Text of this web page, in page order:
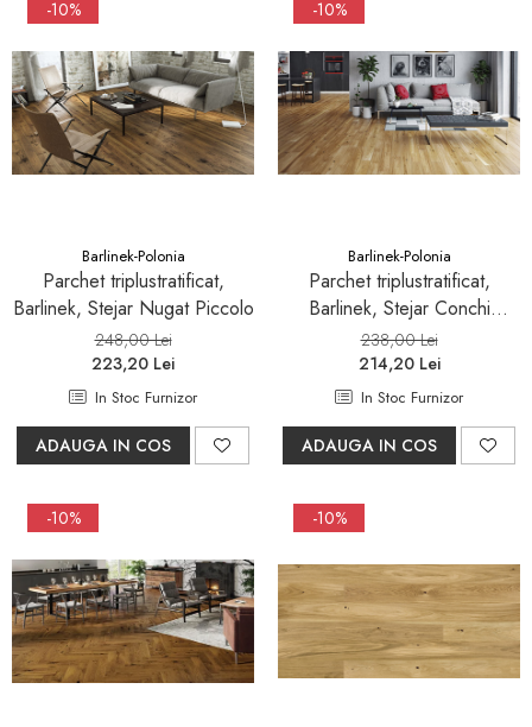
-10%
Barlinek-Polonia
Parchet triplustratificat,
Barlinek, Stejar Nugat Piccolo
248,00 Lei
223,20 Lei
In Stoc Furnizor
ADAUGA IN COS
-10%
Barlinek-Polonia
Parchet triplustratificat,
Barlinek, Stejar Conchi
Piccolo
238,00 Lei
214,20 Lei
In Stoc Furnizor
ADAUGA IN COS
-10% -10%